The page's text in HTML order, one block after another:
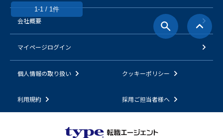
1-1 / 1件
会社概要
マイページログイン
個人情報の取り扱い クッキーポリシー
利用規約 採用ご担当者様へ